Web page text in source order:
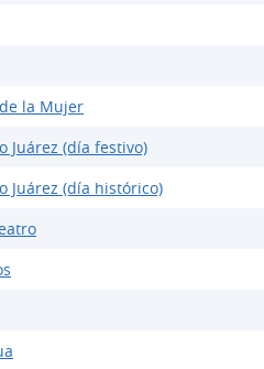
la Mujer
Juárez (día festivo)
Juárez (día histórico)